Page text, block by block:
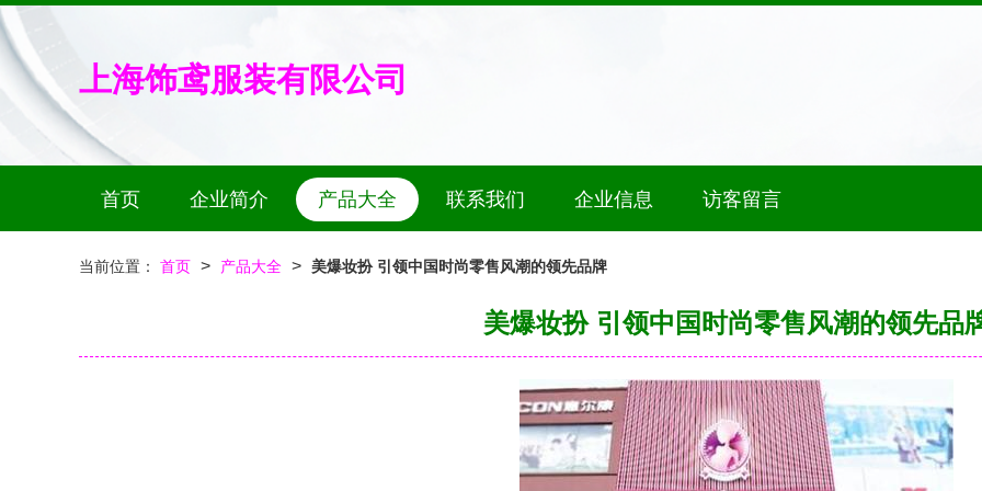
上海饰鸢服装有限公司
首页 企业简介 产品大全 联系我们 企业信息 访客留言
当前位置： 首页 > 产品大全 > 美爆妆扮 引领中国时尚零售风潮的领先品牌
美爆妆扮 引领中国时尚零售风潮的领先品